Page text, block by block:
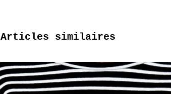
Articles similaires